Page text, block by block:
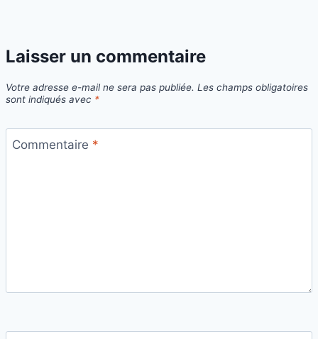
Laisser un commentaire
Votre adresse e-mail ne sera pas publiée. Les champs obligatoires
sont indiqués avec *
Commentaire *